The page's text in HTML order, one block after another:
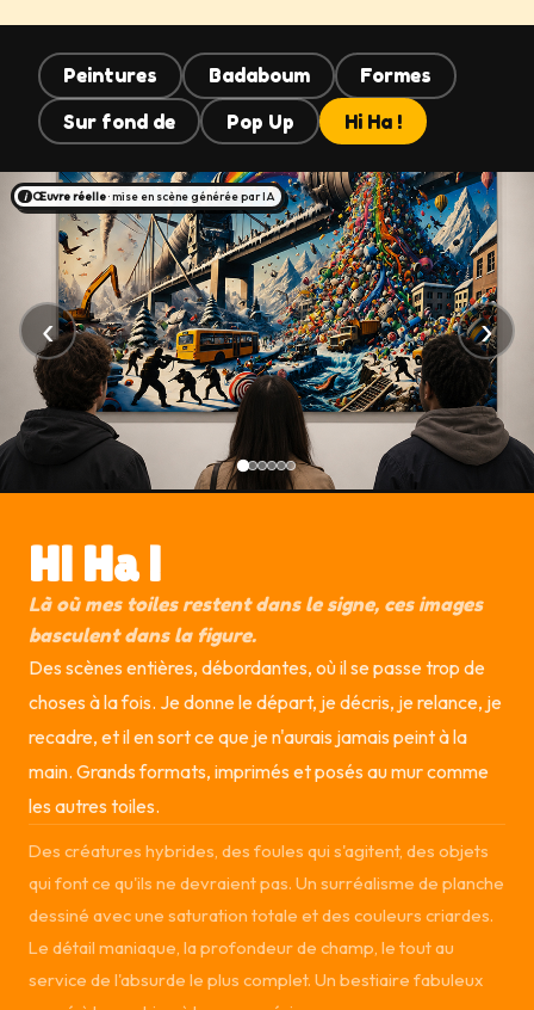
Peintures Badaboum
Formes
Sur fond de
Pop Up Hi Ha !
i Œuvre réelle· mise en scène générée par IA
‹ ›
Hi Ha !
Là où mes toiles restent dans le signe, ces images
basculent dans la figure.
Des scènes entières, débordantes, où il se passe trop de
choses à la fois. Je donne le départ, je décris, je relance, je
recadre, et il en sort ce que je n'aurais jamais peint à la
main. Grands formats, imprimés et posés au mur comme
les autres toiles.
Des créatures hybrides, des foules qui s'agitent, des objets
qui font ce qu'ils ne devraient pas. Un surréalisme de planche
dessiné avec une saturation totale et des couleurs criardes.
Le détail maniaque, la profondeur de champ, le tout au
service de l'absurde le plus complet. Un bestiaire fabuleux